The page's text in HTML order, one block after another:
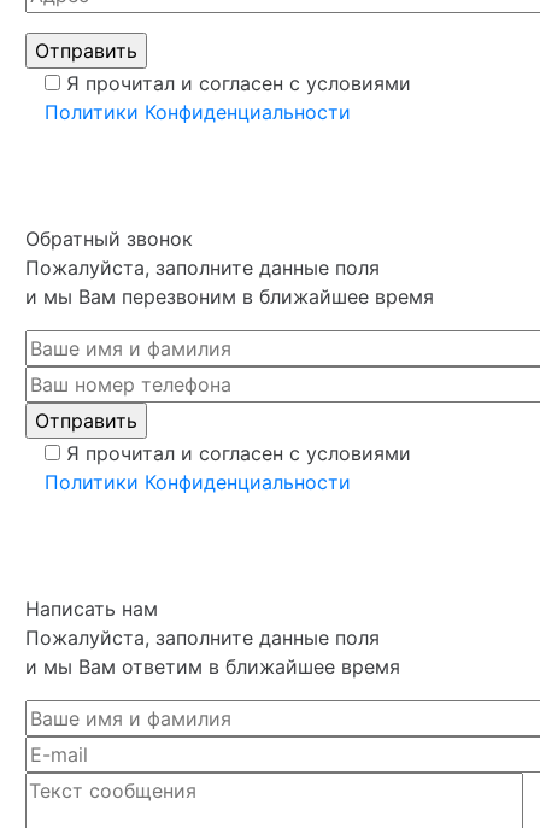
Я прочитал и согласен с условиями
Политики Конфиденциальности
Обратный звонок
Пожалуйста, заполните данные поля
и мы Вам перезвоним в ближайшее время
Я прочитал и согласен с условиями
Политики Конфиденциальности
Написать нам
Пожалуйста, заполните данные поля
и мы Вам ответим в ближайшее время